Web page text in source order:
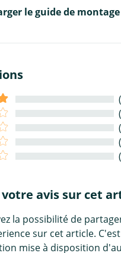
le guide de
avis sur cet
la possibilité de
sur cet article.
mise à disposition